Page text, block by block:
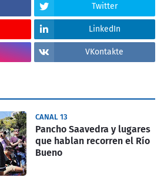
Twitter
LinkedIn
VKontakte
CANAL 13
Pancho Saavedra y lugares
que hablan recorren el Río
Bueno